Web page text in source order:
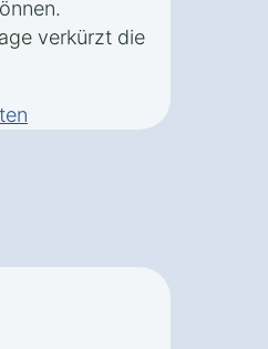
verkürzt die